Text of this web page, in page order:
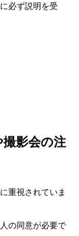
必ず説明を受
影会の注
重視されていま
の同意が必要で